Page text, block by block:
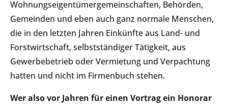
Wohnungseigentümergemeinschaften, Behörden,
Gemeinden und eben auch ganz normale Menschen,
die in den letzten Jahren Einkünfte aus Land- und
Forstwirtschaft, selbstständiger Tätigkeit, aus
Gewerbebetrieb oder Vermietung und Verpachtung
hatten und nicht im Firmenbuch stehen.
Wer also vor Jahren für einen Vortrag ein Honorar